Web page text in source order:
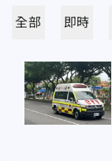
全部 即時